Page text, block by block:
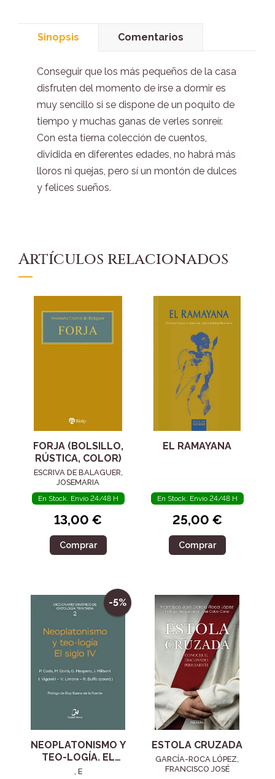
Sinopsis Comentarios
Conseguir que los más pequeños de la casa
disfruten del momento de irse a dormir es
muy sencillo si se dispone de un poquito de
tiempo y muchas ganas de verles sonreír.
Con esta tierna colección de cuentos,
dividida en diferentes edades, no habrá más
lloros ni quejas, pero sí un montón de dulces
y felices sueños.
Artículos relacionados
FORJA (BOLSILLO,
RÚSTICA, COLOR)
ESCRIVA DE BALAGUER,
JOSEMARIA
En Stock. Envío 24/48 H
13,00 €
Comprar
EL RAMAYANA
En Stock. Envío 24/48 H
25,00 €
Comprar
-5%
NEOPLATONISMO Y
TEO-LOGÍA. EL
SIGLO IV
, E
ESTOLA CRUZADA
GARCÍA-ROCA LÓPEZ,
FRANCISCO JOSÉ